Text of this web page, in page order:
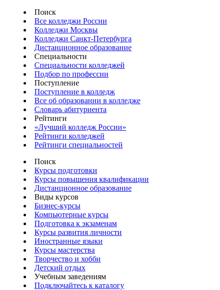
Поиск
Все колледжи России
Колледжи Москвы
Колледжи Санкт-Петербурга
Дистанционное образование
Специальности
Специальности колледжей
Подбор по профессии
Поступление
Поступление в колледж
Все об образовании в колледже
Словарь абитуриента
Рейтинги
«Лучший колледж России»
Рейтинги колледжей
Рейтинги специальностей
Поиск
Курсы подготовки
Курсы повышения квалификации
Дистанционное образование
Виды курсов
Бизнес-курсы
Компьютерные курсы
Подготовка к экзаменам
Курсы развития личности
Иностранные языки
Курсы мастерства
Творчество и хобби
Детский отдых
Учебным заведениям
Подключайтесь к каталогу